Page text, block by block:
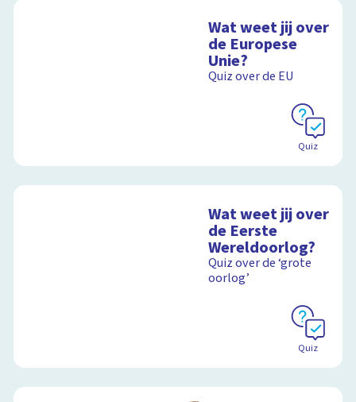
Wat weet jij over
de Europese
Unie?
Quiz over de EU
Quiz
Wat weet jij over
de Eerste
Wereldoorlog?
Quiz over de ‘grote
oorlog’
Quiz